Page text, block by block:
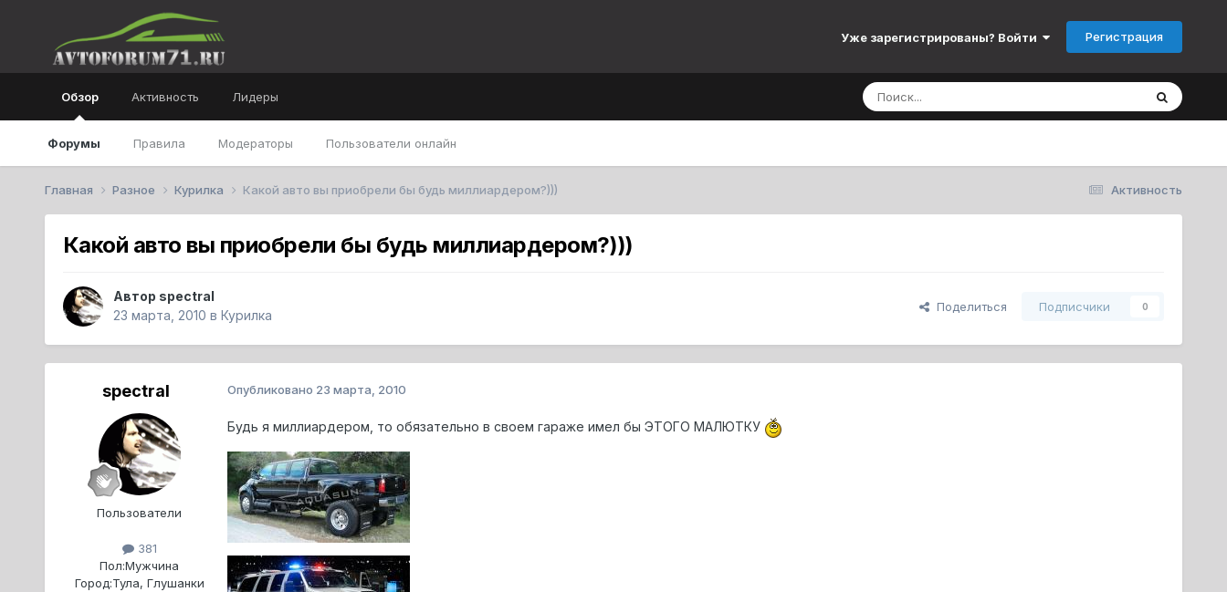
Уже зарегистрированы? Войти Регистрация
Обзор
Форумы Правила Модераторы Пользователи онлайн
Активность Лидеры
Активность
Главная Разное Курилка Какой авто вы приобрели бы будь миллиардером?)))
Какой авто вы приобрели бы будь миллиардером?)))
Автор spectral
23 марта, 2010 в Курилка
Поделиться Подписчики 0
spectral
Пользователи
381
Пол:Мужчина
Город:Тула, Глушанки
Опубликовано 23 марта, 2010
Будь я миллиардером, то обязательно в своем гараже имел бы ЭТОГО МАЛЮТКУ